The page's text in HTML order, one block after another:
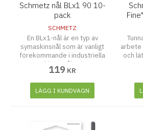
Schmetz nål BLx1 90 10-
pack
SCHMETZ
En BLx1-nål är en typ av
symaskinsnål som är vanligt
förekommande i industriella
symaskiner. Nålen har en
rundad spets(Ball point) och
en flat baksida(Flat shank)
med en skåra ovanför ögat på
framsidan(scarf), vilket gör
såsom siden, bomull och linne.
119 KR
LÄGG I KUNDVAGN
arbete
och